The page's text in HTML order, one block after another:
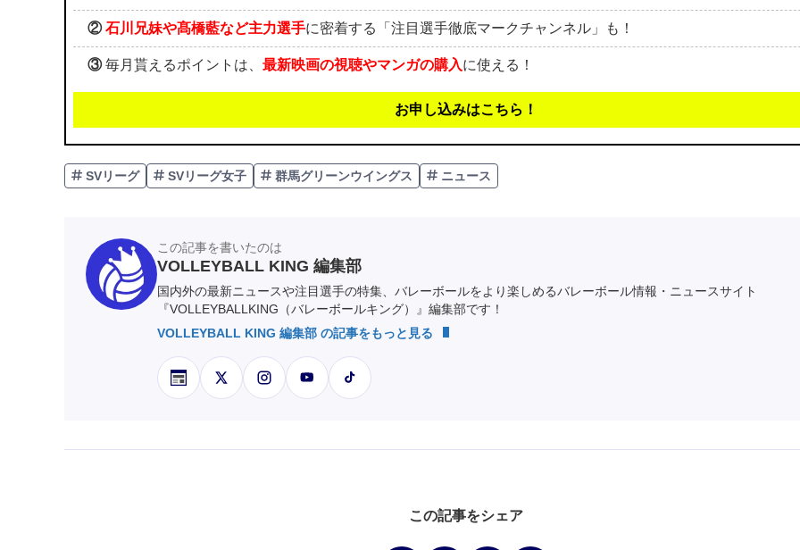
② 石川兄妹や髙橋藍など主力選手に密着する「注目選手徹底マークチャンネル」も！
③毎月貰えるポイントは、 最新映画の視聴やマンガの購入に使える！
お申し込みはこちら！
SVリーグ SVリーグ女子 群馬グリーンウイングス ニュース
この記事を書いたのは
VOLLEYBALL KING 編集部
国内外の最新ニュースや注目選手の特集、バレーボールをより楽しめるバレーボール情報・ニュースサイト
『VOLLEYBALLKING（バレーボールキング）』編集部です！
VOLLEYBALL KING 編集部 の記事をもっと見る
この記事をシェア